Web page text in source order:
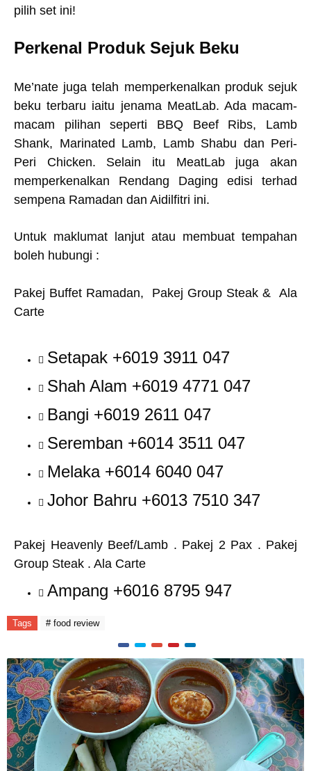
pilih set ini!
Perkenal Produk Sejuk Beku
Me’nate juga telah memperkenalkan produk sejuk
beku terbaru iaitu jenama MeatLab. Ada macam-
macam pilihan seperti BBQ Beef Ribs, Lamb
Shank, Marinated Lamb, Lamb Shabu dan Peri-
Peri Chicken. Selain itu MeatLab juga akan
memperkenalkan Rendang Daging edisi terhad
sempena Ramadan dan Aidilfitri ini.
Untuk maklumat lanjut atau membuat tempahan
boleh hubungi :
Pakej Buffet Ramadan, Pakej Group Steak & Ala
Carte
Setapak +6019 3911 047
Shah Alam +6019 4771 047
Bangi +6019 2611 047
Seremban +6014 3511 047
Melaka +6014 6040 047
Johor Bahru +6013 7510 347
Pakej Heavenly Beef/Lamb . Pakej 2 Pax . Pakej
Group Steak . Ala Carte
Ampang +6016 8795 947
Tags # food review